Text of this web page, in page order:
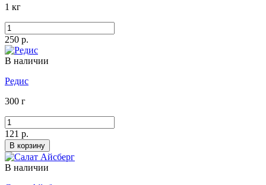
1 кг
250 р.
В наличии
Редис
300 г
121 р.
В корзину
В наличии